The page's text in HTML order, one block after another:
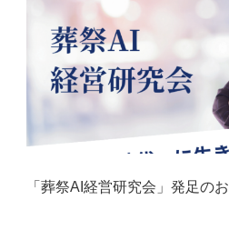
「葬祭AI経営研究会」発足の